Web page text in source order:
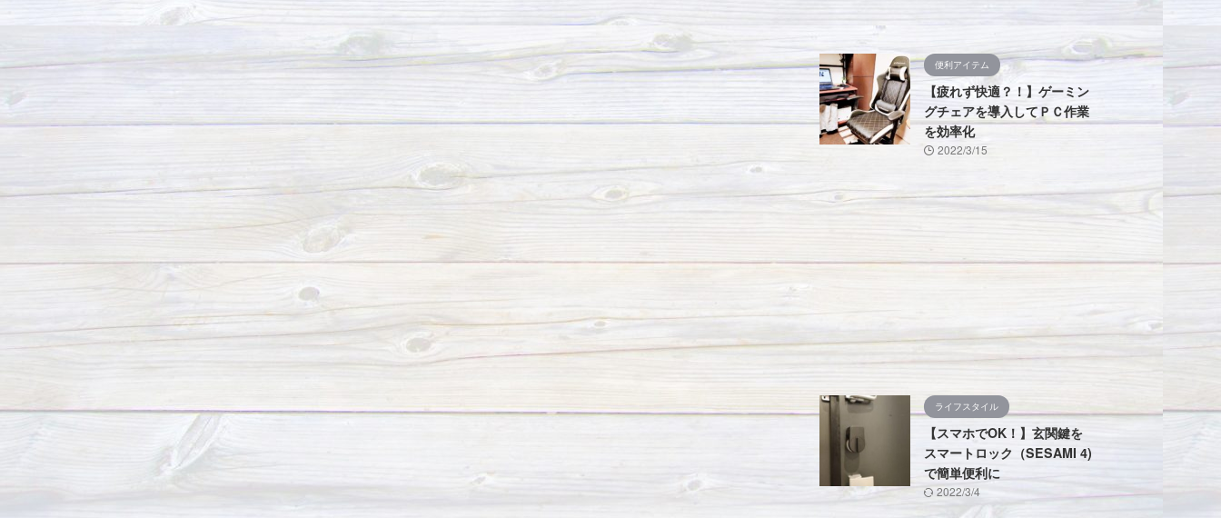
便利アイテム
【疲れず快適？！】ゲーミン
グチェアを導入してＰＣ作業
を効率化
2022/3/15
ライフスタイル
【スマホでOK！】玄関鍵を
スマートロック（SESAMI 4)
で簡単便利に
2022/3/4